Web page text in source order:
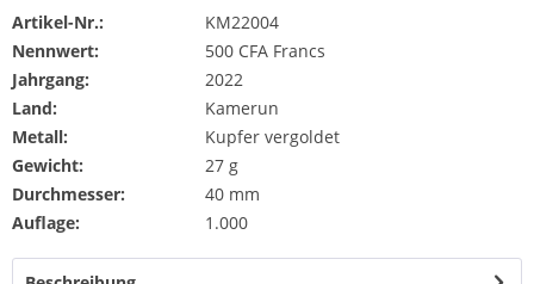
Artikel-Nr.:
KM22004
Nennwert:
500 CFA Francs
Jahrgang:
2022
Land:
Kamerun
Metall:
Kupfer vergoldet
Gewicht:
27 g
Durchmesser:
40 mm
Auflage:
1.000